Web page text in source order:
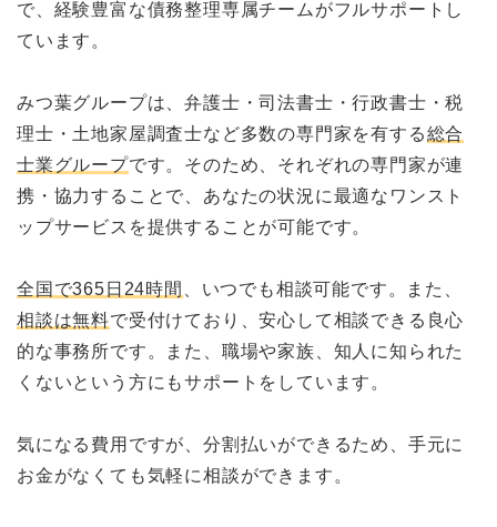
で、経験豊富な債務整理専属チームがフルサポートし
ています。
みつ葉グループは、弁護士・司法書士・行政書士・税
理士・土地家屋調査士など多数の専門家を有する総合
士業グループです。そのため、それぞれの専門家が連
携・協力することで、あなたの状況に最適なワンスト
ップサービスを提供することが可能です。
全国で365日24時間
、いつでも相談可能です。また、
相談は無料で受付けており、安心して相談できる良心
的な事務所です。また、職場や家族、知人に知られた
くないという方にもサポートをしています。
気になる費用ですが、分割払いができるため、手元に
お金がなくても気軽に相談ができます。